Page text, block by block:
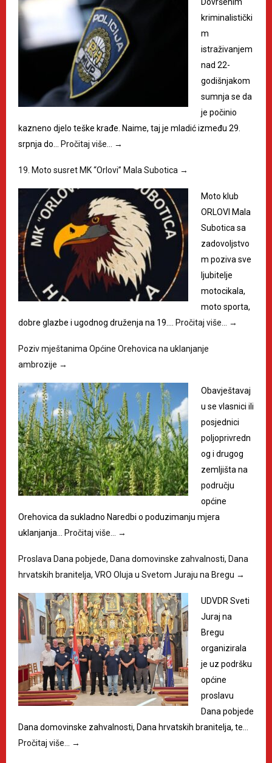
kriminalistički
m
istraživanjem
nad 22-
godišnjakom
sumnja se da
je počinio
kazneno djelo teške krađe. Naime, taj je mladić između 29.
srpnja do…
Pročitaj više… →
19. Moto susret MK “Orlovi” Mala Subotica →
Moto klub
ORLOVI Mala
Subotica sa
zadovoljstvo
m poziva sve
ljubitelje
motocikala,
moto sporta,
dobre glazbe i ugodnog druženja na 19.…
Pročitaj više… →
Poziv mještanima Općine Orehovica na uklanjanje
ambrozije →
Obavještavaj
u se vlasnici ili
posjednici
poljoprivredn
og i drugog
zemljišta na
području
općine
Orehovica da sukladno Naredbi o poduzimanju mjera
uklanjanja…
Pročitaj više… →
Proslava Dana pobjede, Dana domovinske zahvalnosti, Dana
hrvatskih branitelja, VRO Oluja u Svetom Juraju na Bregu →
UDVDR Sveti
Juraj na
Bregu
organizirala
je uz podršku
općine
proslavu
Dana pobjede
Dana domovinske zahvalnosti, Dana hrvatskih branitelja, te…
Pročitaj više…
→